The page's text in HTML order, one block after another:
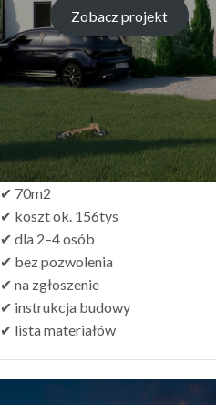
wynosiła:
zł499.00.
wynosi:
zł299.00.
Zobacz projekt
✔ 70m2
✔ koszt ok. 156tys
✔ dla 2–4 osób
✔ bez pozwolenia
✔ na zgłoszenie
✔ instrukcja budowy
✔ lista materiałów